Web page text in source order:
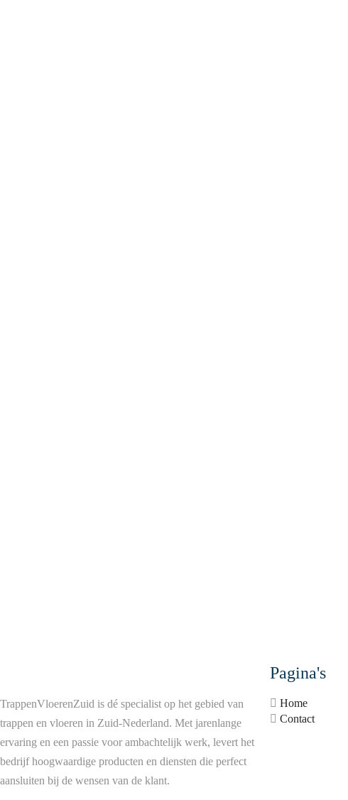
TrappenVloerenZuid is dé specialist op het gebied van
trappen en vloeren in Zuid-Nederland. Met jarenlange
ervaring en een passie voor ambachtelijk werk, levert het
bedrijf hoogwaardige producten en diensten die perfect
aansluiten bij de wensen van de klant.
Pagina's
Home
Contact